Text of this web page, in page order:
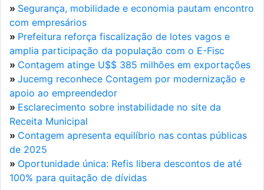
» Segurança, mobilidade e economia pautam encontro
com empresários
» Prefeitura reforça fiscalização de lotes vagos e
amplia participação da população com o E-Fisc
» Contagem atinge U$$ 385 milhões em exportações
» Jucemg reconhece Contagem por modernização e
apoio ao empreendedor
» Esclarecimento sobre instabilidade no site da
Receita Municipal
» Contagem apresenta equilíbrio nas contas públicas
de 2025
» Oportunidade única: Refis libera descontos de até
100% para quitação de dívidas